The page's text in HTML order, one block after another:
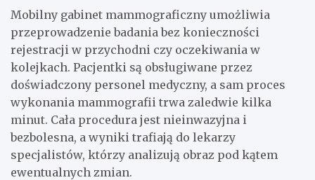
Mobilny gabinet mammograficzny umożliwia
przeprowadzenie badania bez konieczności
rejestracji w przychodni czy oczekiwania w
kolejkach. Pacjentki są obsługiwane przez
doświadczony personel medyczny, a sam proces
wykonania mammografii trwa zaledwie kilka
minut. Cała procedura jest nieinwazyjna i
bezbolesna, a wyniki trafiają do lekarzy
specjalistów, którzy analizują obraz pod kątem
ewentualnych zmian.